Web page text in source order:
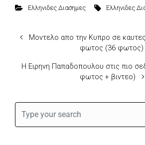
Ελληνιδες Διασημες Ελληνιδες
Μοντελο απο την Κυπρο σε
φωτος (36 φωτος)
Η Ειρηνη Παπαδοπουλου στις πιο
φωτος + βιντεο)